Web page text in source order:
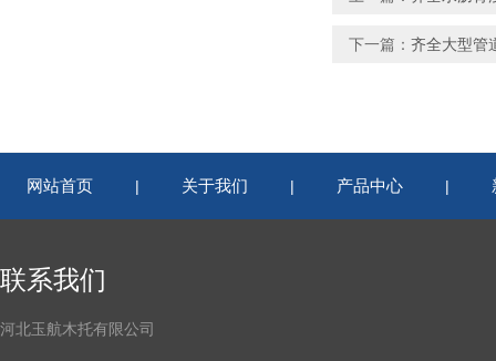
下一篇： 齐全大型管
网站首页 | 关于我们 | 产品中心 |
联系我们
河北玉航木托有限公司